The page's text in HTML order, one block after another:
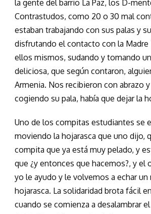
la gente del barrio La Paz, los D-
Contrastudos, como 20 o 30 mal
estaban trabajando con sus palas y
disfrutando el contacto con la Madre
ellos mismos, sudando y tomando
deliciosa, que según contaron,
Armenia. Nos recibieron con abrazo y
cogiendo su pala, había que dejar la
Uno de los compitas estudiantes se
moviendo la hojarasca que uno dijo,
compita que ya está muy pelado, y
que ¿y entonces que hacemos?, y el
yo le ayudo y le volvemos a echar
hojarasca. La solidaridad brota fácil
cuando se comienza a desalambrar el